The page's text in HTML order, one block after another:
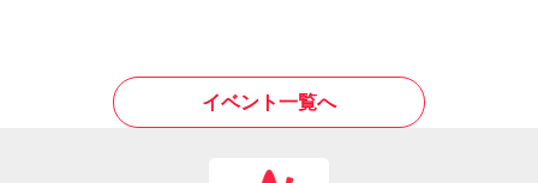
イベント一覧へ